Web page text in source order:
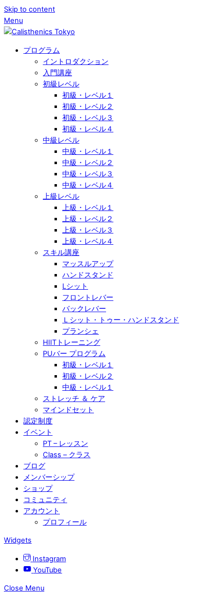
Skip to content
Menu
プログラム
イントロダクション
入門講座
初級レベル
初級・レベル１
初級・レベル２
初級・レベル３
初級・レベル４
中級レベル
中級・レベル１
中級・レベル２
中級・レベル３
中級・レベル４
上級レベル
上級・レベル１
上級・レベル２
上級・レベル３
上級・レベル４
スキル講座
マッスルアップ
ハンドスタンド
Lシット
フロントレバー
バックレバー
Ｌシット・トゥー・ハンドスタンド
プランシェ
HIITトレーニング
PUバー プログラム
初級・レベル１
初級・レベル２
中級・レベル１
ストレッチ ＆ ケア
マインドセット
認定制度
イベント
PT – レッスン
Class – クラス
ブログ
メンバーシップ
ショップ
コミュニティ
アカウント
プロフィール
Widgets
Instagram
YouTube
Close Menu